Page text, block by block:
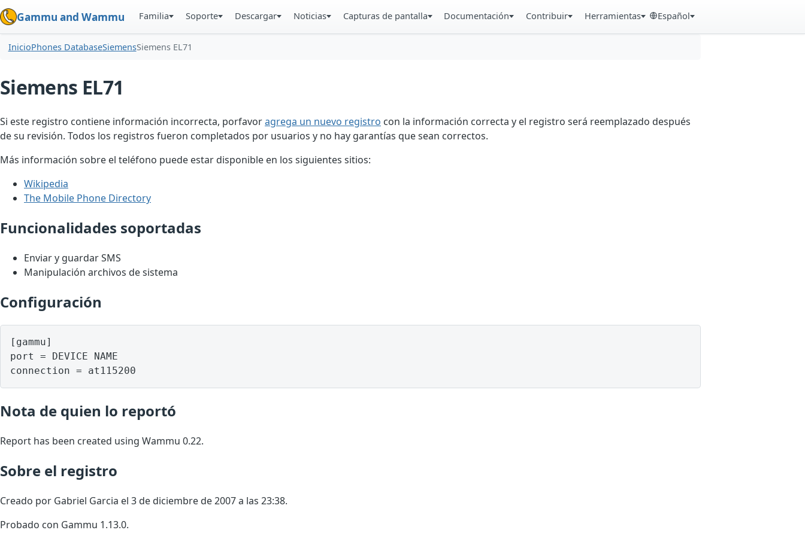
Gammu and Wammu Familia Soporte Descargar Noticias Capturas de pantalla Documentación Contribuir Herramientas Español
InicioPhones DatabaseSiemensSiemens EL71
Siemens EL71
Si este registro contiene información incorrecta, porfavoragrega un nuevo registro con la información correcta y el registro será reemplazado después
de su revisión. Todos los registros fueron completados por usuarios y no hay garantías que sean correctos.
Más información sobre el teléfono puede estar disponible en los siguientes sitios:
Wikipedia
The Mobile Phone Directory
Funcionalidades soportadas
Enviar y guardar SMS
Manipulación archivos de sistema
Configuración
[gammu]
port = DEVICE NAME
Nota de quien lo reportó
Report has been created using Wammu 0.22.
Sobre el registro
Creado por Gabriel Garcia el 3 de diciembre de 2007 a las 23:38.
Probado con Gammu 1.13.0.